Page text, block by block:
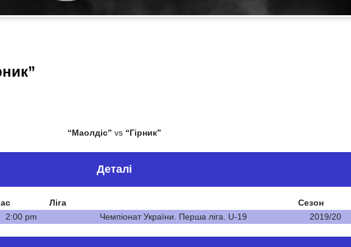
“Маолдіс” vs “Гірник”
Деталі
Ліга
Сезон
2:00 pm Чемпіонат України. Перша ліга. U-19 2019/20